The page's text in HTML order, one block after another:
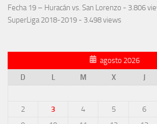
Fecha 19 – Huracán vs. San Lorenzo - 3.806
SuperLiga 2018-2019 - 3.498 views
agosto 2026
D
L M X J
2
3 4 5 6